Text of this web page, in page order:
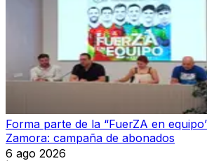
Forma parte de la “FuerZA en
Zamora: campaña de abonados
6 ago 2026